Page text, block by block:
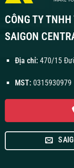
CÔNG TY
SAIGON
Địa chỉ:470/15
MST: 0315930979